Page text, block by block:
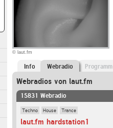
© laut.fm
Info Webradio Programm
Webradios von laut.fm
15831 Webradio
Techno House Trance
laut.fm hardstation1